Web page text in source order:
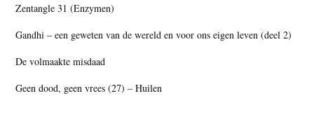
Zentangle 31 (Enzymen)
Gandhi – een geweten van de wereld en voor ons eigen leven (deel 2)
De volmaakte misdaad
Geen dood, geen vrees (27) – Huilen